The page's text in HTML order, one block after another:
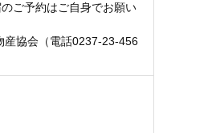
ご予約はご自身でお願い
産協会（電話0237-23-456